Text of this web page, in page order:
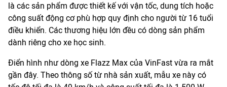
là các sản phẩm được thiết kế với vận tốc, dung tích hoặc
công suất động cơ phù hợp quy định cho người từ 16 tuổi
điều khiển. Các thương hiệu lớn đều có dòng sản phẩm
dành riêng cho xe học sinh.
Điển hình như dòng xe Flazz Max của VinFast vừa ra mắt
gần đây. Theo thông số từ nhà sản xuất, mẫu xe này có